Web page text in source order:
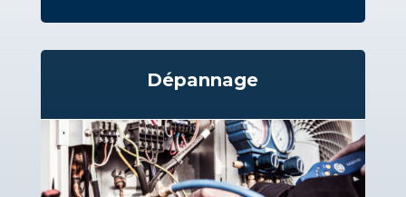
Dépannage